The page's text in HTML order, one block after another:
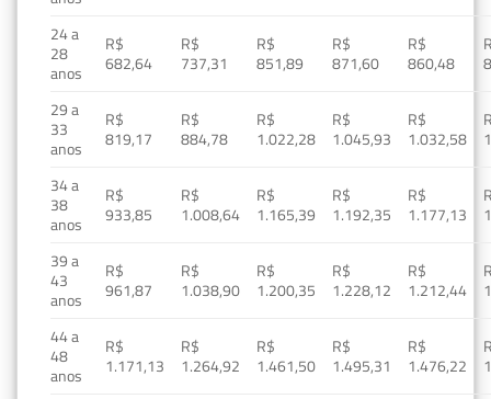
24 a
28
anos
R$
682,64
R$
737,31
R$
851,89
R$
871,60
R$
860,48
29 a
33
anos
R$
819,17
R$
884,78
R$
1.022,28
R$
1.045,93
R$
1.032,58
34 a
38
anos
R$
933,85
R$
1.008,64
R$
1.165,39
R$
1.192,35
R$
1.177,13
39 a
43
anos
R$
961,87
R$
1.038,90
R$
1.200,35
R$
1.228,12
R$
1.212,44
44 a
48
anos
R$
1.171,13
R$
1.264,92
R$
1.461,50
R$
1.495,31
R$
1.476,22